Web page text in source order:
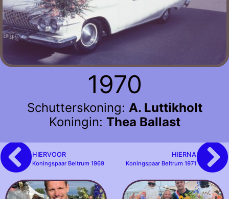
1970
Schutterskoning: A. Luttikholt
Koningin: Thea Ballast
HIERVOOR
Koningspaar Beltrum 1969
HIERNA
Koningspaar Beltrum 1971